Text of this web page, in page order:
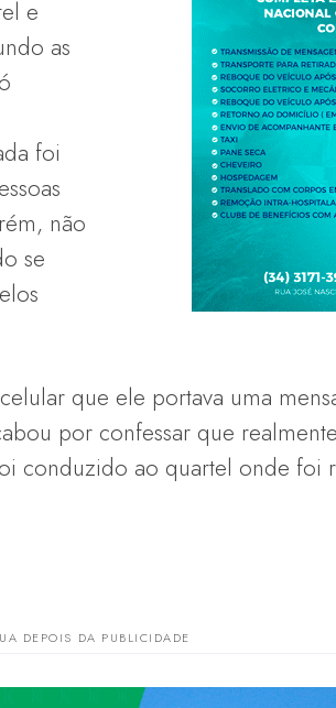
e
as
foi
não
se
que ele portava uma
por confessar que
conduzido ao quartel onde foi